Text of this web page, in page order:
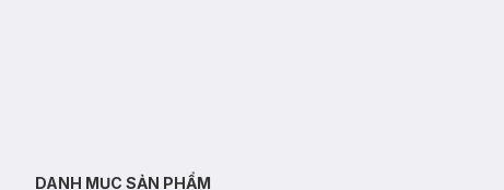
DANH MỤC SẢN PHẨM